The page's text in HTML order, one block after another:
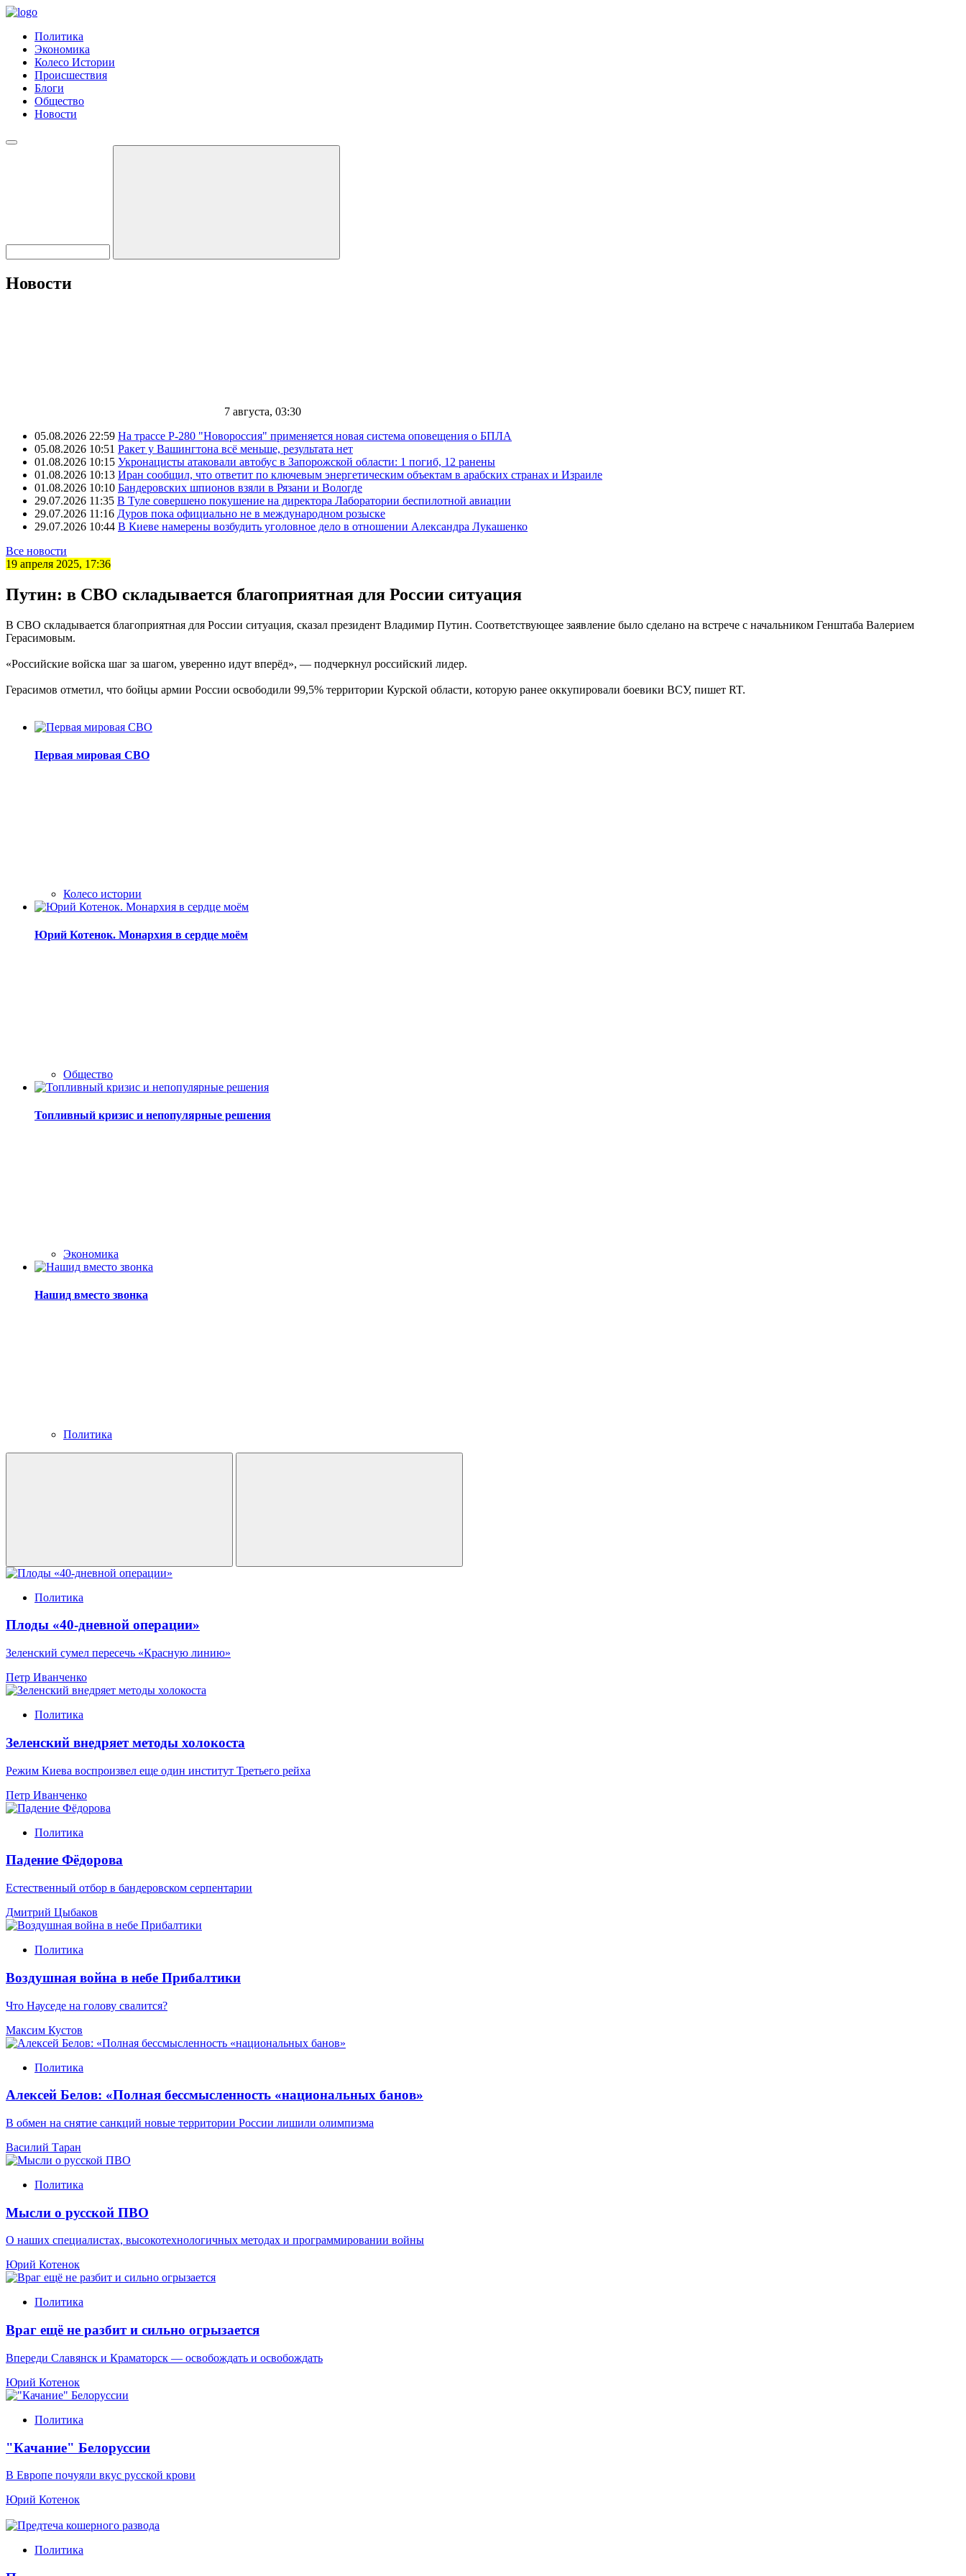
Политика
Экономика
Колесо Истории
Происшествия
Блоги
Общество
Новости
Новости
7 августа, 03:30
05.08.2026 22:59 На трассе Р-280 "Новороссия" применяется новая система оповещения о БПЛА
05.08.2026 10:51 Ракет у Вашингтона всё меньше, результата нет
01.08.2026 10:15 Укронацисты атаковали автобус в Запорожской области: 1 погиб, 12 ранены
01.08.2026 10:13 Иран сообщил, что ответит по ключевым энергетическим объектам в арабских странах и Израиле
01.08.2026 10:10 Бандеровских шпионов взяли в Рязани и Вологде
29.07.2026 11:35 В Туле совершено покушение на директора Лаборатории беспилотной авиации
29.07.2026 11:16 Дуров пока официально не в международном розыске
29.07.2026 10:44 В Киеве намерены возбудить уголовное дело в отношении Александра Лукашенко
Все новости
19 апреля 2025, 17:36
Путин: в СВО складывается благоприятная для России ситуация
В СВО складывается благоприятная для России ситуация, сказал президент Владимир Путин. Соответствующее заявление было сделано на встрече с начальником Генштаба Валерием
Герасимовым.
«Российские войска шаг за шагом, уверенно идут вперёд», — подчеркнул российский лидер.
Герасимов отметил, что бойцы армии России освободили 99,5% территории Курской области, которую ранее оккупировали боевики ВСУ, пишет RT.
Первая мировая СВО
Колесо истории
Юрий Котенок. Монархия в сердце моём
Общество
Топливный кризис и непопулярные решения
Экономика
Нашид вместо звонка
Политика
Политика
Плоды «40-дневной операции»
Зеленский сумел пересечь «Красную линию»
Петр Иванченко
Политика
Зеленский внедряет методы холокоста
Режим Киева воспроизвел еще один институт Третьего рейха
Петр Иванченко
Политика
Падение Фёдорова
Естественный отбор в бандеровском серпентарии
Дмитрий Цыбаков
Политика
Воздушная война в небе Прибалтики
Что Науседе на голову свалится?
Максим Кустов
Политика
Алексей Белов: «Полная бессмысленность «национальных банов»
В обмен на снятие санкций новые территории России лишили олимпизма
Василий Таран
Политика
Мысли о русской ПВО
О наших специалистах, высокотехнологичных методах и программировании войны
Юрий Котенок
Политика
Враг ещё не разбит и сильно огрызается
Впереди Славянск и Краматорск — освобождать и освобождать
Юрий Котенок
Политика
"Качание" Белоруссии
В Европе почуяли вкус русской крови
Юрий Котенок
Политика